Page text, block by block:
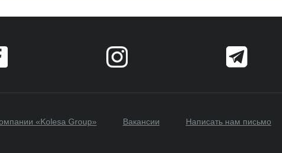
«Kolesa Group» Вакансии Написать нам письмо